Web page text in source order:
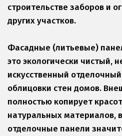
строительстве заборов и
других участков.
Фасадные (литьевые)
это экологически чистый,
искусственный
облицовки стен домов.
полностью копирует
натуральных материалов,
отделочные панели